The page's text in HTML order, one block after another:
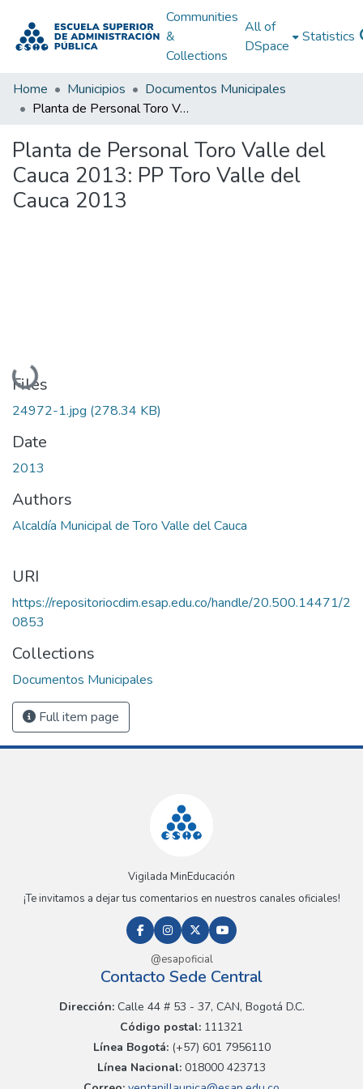
Communities
&
Collections
All of
DSpace
Statistics
Home Municipios
Documentos Municipales
Planta de Personal Toro Valle del Cauca 2013: PP Toro Valle del Cauca 2013
Planta de Personal Toro Valle del
Cauca 2013: PP Toro Valle del
Cauca 2013
Loading...
Files
24972-1.jpg (278.34 KB)
Date
2013
Authors
Alcaldía Municipal de Toro Valle del Cauca
URI
https://repositoriocdim.esap.edu.co/handle/20.500.14471/2
0853
Collections
Documentos Municipales
Full item page
Vigilada MinEducación
¡Te invitamos a dejar tus comentarios en nuestros canales oficiales!
@esapoficial
Contacto Sede Central
Dirección:Calle 44 # 53 - 37, CAN, Bogotá D.C.
Código postal: 111321
Línea Bogotá:(+57) 601 7956110
Línea Nacional: 018000 423713